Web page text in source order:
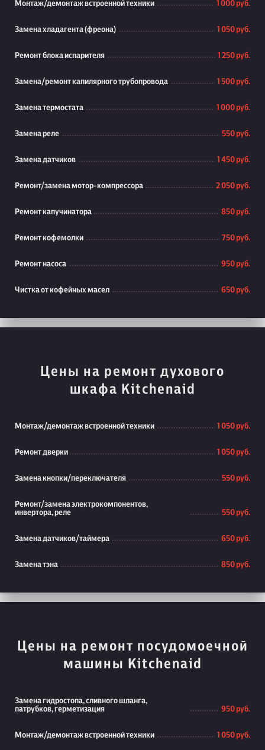
Монтаж/демонтаж встроенной техники 1 000 руб.
Замена хладагента (фреона) 1 050 руб.
Ремонт блока испарителя 1 250 руб.
Замена/ремонт капилярного трубопровода 1 500 руб.
Замена термостата 1 000 руб.
Замена реле 550 руб.
Замена датчиков 1 450 руб.
Ремонт/замена мотор-компрессора 2 050 руб.
Ремонт капучинатора 850 руб.
Ремонт кофемолки 750 руб.
Ремонт насоса 950 руб.
Чистка от кофейных масел 650 руб.
Цены на ремонт духового
шкафа Kitchenaid
Монтаж/демонтаж встроенной техники 1 050 руб.
Ремонт дверки 1 050 руб.
Замена кнопки/переключателя 550 руб.
Ремонт/замена электрокомпонентов,
инвертора, реле
550 руб.
Замена датчиков/таймера 650 руб.
Замена тэна 850 руб.
Цены на ремонт посудомоечной
машины Kitchenaid
Замена гидростопа, сливного шланга,
патрубков, герметизация
950 руб.
Монтаж/демонтаж встроенной техники 1 050 руб.